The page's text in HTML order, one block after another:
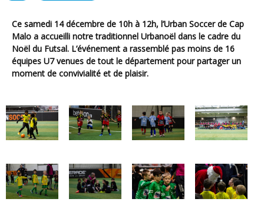
Ce samedi 14 décembre de 10h à 12h, l’Urban Soccer de Cap
Malo a accueilli notre traditionnel Urbanoël dans le cadre du
Noël du Futsal. L’événement a rassemblé pas moins de 16
équipes U7 venues de tout le département pour partager un
moment de convivialité et de plaisir.